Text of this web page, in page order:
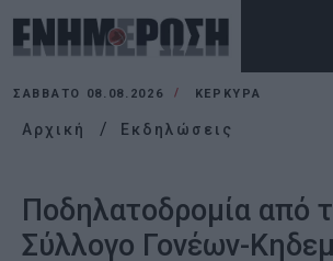
ΣΆΒΒΑΤΟ 08.08.2026 ΚΕΡΚΥΡΑ
Αρχική Εκδηλώσεις
Ποδηλατοδρομία από
Σύλλογο Γονέων-